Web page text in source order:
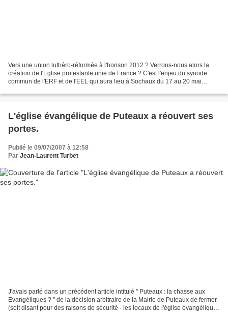
Vers une union luthéro-réformée à l'horison 2012 ? Verrons-nous alors la
création de l'Eglise protestante unie de France ? C'est l'enjeu du synode
commun de l'ERF et de l'EEL qui aura lieu à Sochaux du 17 au 20 mai
L'église évangélique de Puteaux a réouvert ses
portes.
Publié le 09/07/2007 à 12:58
Par Jean-Laurent Turbet
J'avais parlé dans un précédent article intitulé " Puteaux : la chasse aux
Evangéliques ? " de la décision arbitraire de la Mairie de Puteaux de fermer
(soit disant pour des raisons de sécurité - les locaux de l'église évangélique.